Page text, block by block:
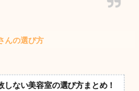
んの選び方
しない美容室の選び方まとめ！